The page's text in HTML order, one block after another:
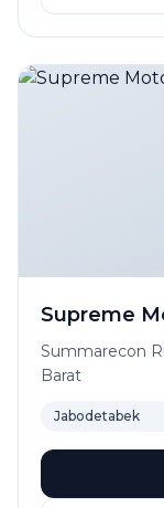
Supreme
Summarecon
Barat
Jabodetabek